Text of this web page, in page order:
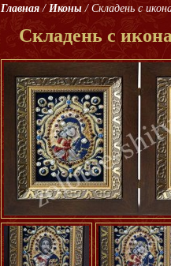
Главная / Иконы / Складень с
Складень с